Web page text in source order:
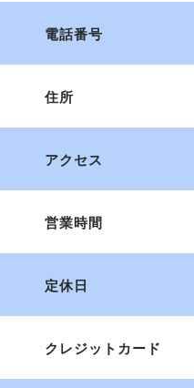
電話番号
住所
アクセス
営業時間
定休日
クレジットカード